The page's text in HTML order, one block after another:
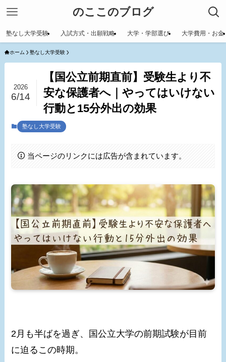
のここのブログ
塾なし大学受験 入試方式・出願戦略 大学・学部選び 大学費用・お金
ホーム 塾なし大学受験
【国公立前期直前】受験生より不
安な保護者へ｜やってはいけない
行動と15分外出の効果
2026
6/14
塾なし大学受験
当ページのリンクには広告が含まれています。
2月も半ばを過ぎ、国公立大学の前期試験が目前
に迫るこの時期。